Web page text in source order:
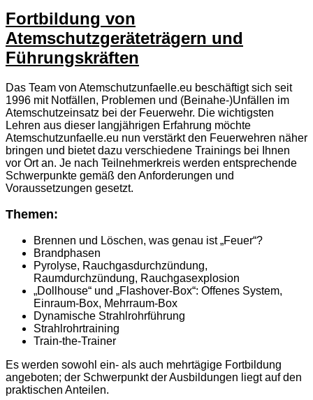
Fortbildung von
Atemschutzgeräteträgern und
Führungskräften
Das Team von Atemschutzunfaelle.eu beschäftigt sich seit
1996 mit Notfällen, Problemen und (Beinahe-)Unfällen im
Atemschutzeinsatz bei der Feuerwehr. Die wichtigsten
Lehren aus dieser langjährigen Erfahrung möchte
Atemschutzunfaelle.eu nun verstärkt den Feuerwehren näher
bringen und bietet dazu verschiedene Trainings bei Ihnen
vor Ort an. Je nach Teilnehmerkreis werden entsprechende
Schwerpunkte gemäß den Anforderungen und
Voraussetzungen gesetzt.
Themen:
Brennen und Löschen, was genau ist „Feuer“?
Brandphasen
Pyrolyse, Rauchgasdurchzündung,
Raumdurchzündung, Rauchgasexplosion
„Dollhouse“ und „Flashover-Box“: Offenes System,
Einraum-Box, Mehrraum-Box
Dynamische Strahlrohrführung
Strahlrohrtraining
Train-the-Trainer
Es werden sowohl ein- als auch mehrtägige Fortbildung
angeboten; der Schwerpunkt der Ausbildungen liegt auf den
praktischen Anteilen.